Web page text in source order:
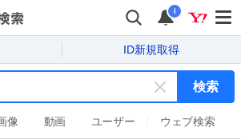
i
ID新規取得
キ
ー
検索
像 動画 ユーザー ウェブ検索